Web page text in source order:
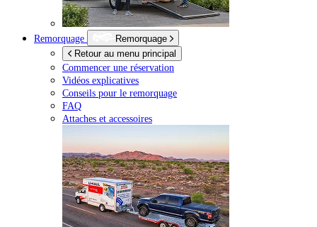
Remorquage
Remorquage
Retour au menu principal
Commencer une réservation
Vidéos explicatives
Conseils pour le remorquage
FAQ
Attaches et accessoires